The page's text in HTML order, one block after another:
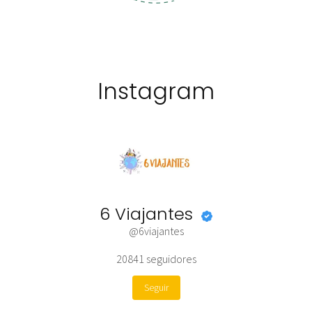
Instagram
6 Viajantes
@6viajantes
20841 seguidores
Seguir